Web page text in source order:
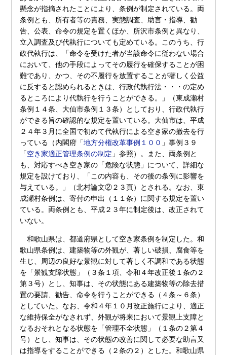
懸念が指摘されたことにより、条例が制定されている。両
条例とも、所有者等の責務、実態調査、助言・指導、勧
告、公表、命令の規定を置くほか、所沢市条例と異なり、
立入調査及び代執行についても定めている。このうち、行
政代執行は、「命令を受けた者が当該命令に従わない場合
において、他の手段によってその履行を確保することが困
難であり、かつ、その不履行を放置することが著しく公益
に反すると認められるときは、行政代執行法・・・の定め
るところにより代執行を行うことができる。」（東成瀬村
条例１４条、大仙市条例１３条）としており、行政代執行
ができる旨の確認的な規定を置いている。大仙市は、平成
２４年３月に全国で初めて代執行による空き家の撤去を行
っている（内閣府「地方分権改革事例１００ 」事例３９
「空き家適正管理条例の制定 」参照）。また、両条例と
も、対応すべき空き家の「危険な状態」について、詳細な
規定を設けており、「この内容も、その後の条例に影響を
与えている。」（北村論文②２３頁）とされる。なお、東
成瀬村条例は、寄付の申出（１１条）に関する規定を置い
ている。両条例とも、平成２３年に制定後は、改正されて
いない。
和歌山県は、都道府県として空き家条例を制定した。和
歌山県条例は、建築物等の外観が、著しい破損、腐食等を
生じ、周辺の良好な景観に対して著しく不調和である状態
を「景観支障状態」（３条１項、令和４年改正後１条の２
第３号）とし、知事は、その状態にある建築物等の除去措
置の要請、勧告、命令を行うことができる（４条～６条）
としていた。なお、令和４年１０月改正施行により、適正
な維持保全がなされず、外観が将来において景観上支障と
なるおそれとなる状態を「管理不全状態」（１条の２第４
号）とし、知事は、その状態の改善に関して必要な助言又
は指導をすることができる（２条の２）とした。和歌山県